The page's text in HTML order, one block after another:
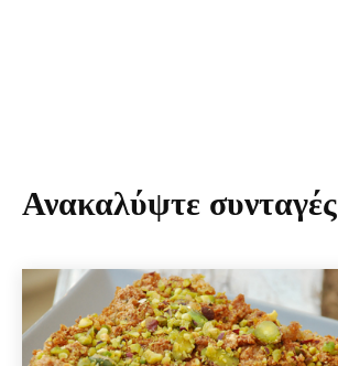
Ανακαλύψτε συνταγές